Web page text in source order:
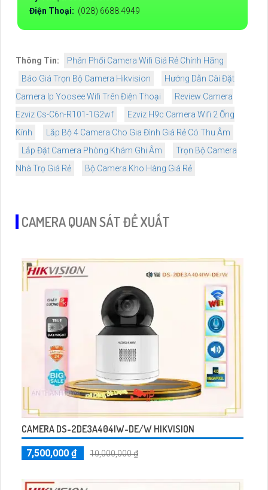
Điện Thoại: (028) 6688.4949
Thông Tin:
Phân Phối Camera Wifi Giá Rẻ Chính Hãng
Báo Giá Trọn Bộ Camera Hikvision
Hướng Dẫn Cài Đặt
Camera Ip Yoosee Wifi Trên Điện Thoại
Review Camera
Ezviz Cs-C6n-R101-1G2wf
Ezviz H9c Camera Wifi 2 Ống
Kính
Lắp Bộ 4 Camera Cho Gia Đình Giá Rẻ Có Thu Âm
Lắp Đặt Camera Phòng Khám Ghi Âm
Trọn Bộ Camera
Nhà Trọ Giá Rẻ
Bộ Camera Kho Hàng Giá Rẻ
CAMERA QUAN SÁT ĐỀ XUẤT
CAMERA DS-2DE3A404IW-DE/W HIKVISION
7,500,000 ₫ 10,000,000 ₫